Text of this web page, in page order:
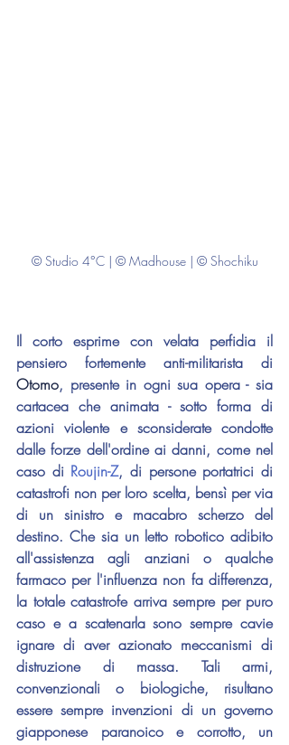
© Studio 4°C | © Madhouse | © Shochiku
Il corto esprime con velata perfidia il
Otomo, presente in ogni sua opera - sia
cartacea che animata - sotto forma di
azioni violente e sconsiderate condotte
dalle forze dell'ordine ai danni, come nel
caso di Roujin-Z, di persone portatrici di
catastrofi non per loro scelta, bensì per via
di un sinistro e macabro scherzo del
destino. Che sia un letto robotico adibito
all'assistenza agli anziani o qualche
farmaco per l'influenza non fa differenza,
la totale catastrofe arriva sempre per puro
caso e a scatenarla sono sempre cavie
ignare di aver azionato meccanismi di
distruzione di massa. Tali armi,
convenzionali o biologiche, risultano
essere sempre invenzioni di un governo
giapponese paranoico e corrotto, un